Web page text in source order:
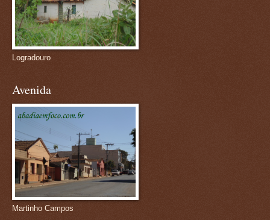
Logradouro
Avenida
Martinho Campos